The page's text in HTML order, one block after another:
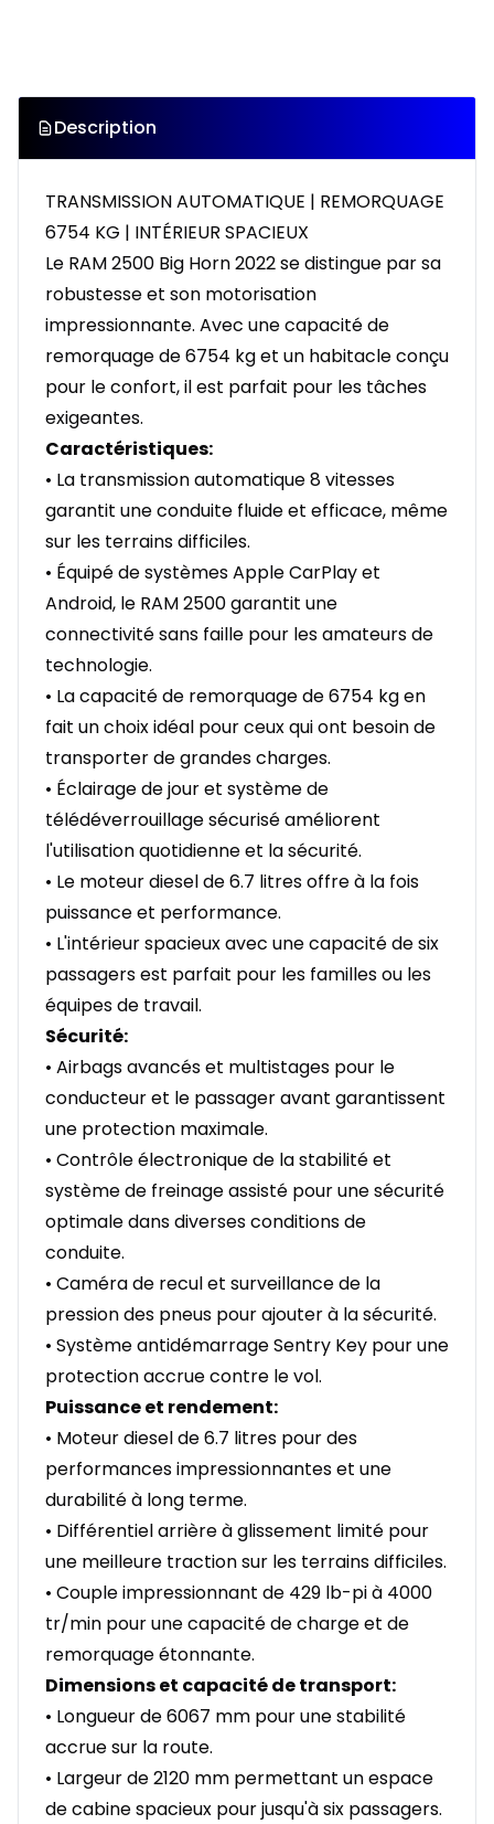
Description
TRANSMISSION AUTOMATIQUE | REMORQUAGE
6754 KG | INTÉRIEUR SPACIEUX
Le RAM 2500 Big Horn 2022 se distingue par sa
robustesse et son motorisation
impressionnante. Avec une capacité de
remorquage de 6754 kg et un habitacle conçu
pour le confort, il est parfait pour les tâches
exigeantes.
Caractéristiques:
• La transmission automatique 8 vitesses
garantit une conduite fluide et efficace, même
sur les terrains difficiles.
• Équipé de systèmes Apple CarPlay et
Android, le RAM 2500 garantit une
connectivité sans faille pour les amateurs de
technologie.
• La capacité de remorquage de 6754 kg en
fait un choix idéal pour ceux qui ont besoin de
transporter de grandes charges.
• Éclairage de jour et système de
télédéverrouillage sécurisé améliorent
l'utilisation quotidienne et la sécurité.
• Le moteur diesel de 6.7 litres offre à la fois
puissance et performance.
• L'intérieur spacieux avec une capacité de six
passagers est parfait pour les familles ou les
équipes de travail.
Sécurité:
• Airbags avancés et multistages pour le
conducteur et le passager avant garantissent
une protection maximale.
• Contrôle électronique de la stabilité et
système de freinage assisté pour une sécurité
optimale dans diverses conditions de
conduite.
• Caméra de recul et surveillance de la
pression des pneus pour ajouter à la sécurité.
• Système antidémarrage Sentry Key pour une
protection accrue contre le vol.
Puissance et rendement:
• Moteur diesel de 6.7 litres pour des
performances impressionnantes et une
durabilité à long terme.
• Différentiel arrière à glissement limité pour
une meilleure traction sur les terrains difficiles.
• Couple impressionnant de 429 lb-pi à 4000
tr/min pour une capacité de charge et de
remorquage étonnante.
Dimensions et capacité de transport:
• Longueur de 6067 mm pour une stabilité
accrue sur la route.
• Largeur de 2120 mm permettant un espace
de cabine spacieux pour jusqu'à six passagers.